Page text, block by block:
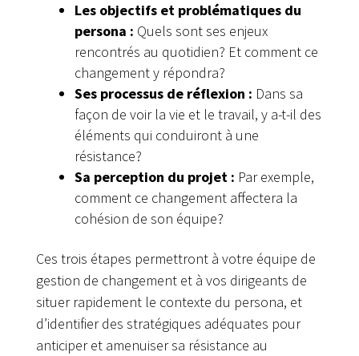
Les objectifs et problématiques du
persona : Quels sont ses enjeux
rencontrés au quotidien? Et comment ce
changement y répondra?
Ses processus de réflexion : Dans sa
façon de voir la vie et le travail, y a-t-il des
éléments qui conduiront à une
résistance?
Sa perception du projet : Par exemple,
comment ce changement affectera la
cohésion de son équipe?
Ces trois étapes permettront à votre équipe de
gestion de changement et à vos dirigeants de
situer rapidement le contexte du persona, et
d’identifier des stratégiques adéquates pour
anticiper et amenuiser sa résistance au